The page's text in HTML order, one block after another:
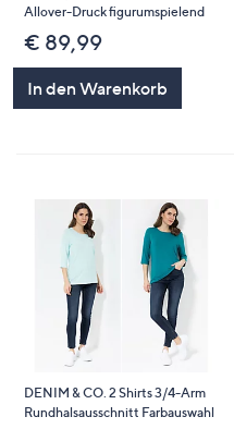
Allover-Druck figurumspielend
€ 89,99
In den Warenkorb
DENIM & CO. 2 Shirts 3/4-Arm
Rundhalsausschnitt Farbauswahl